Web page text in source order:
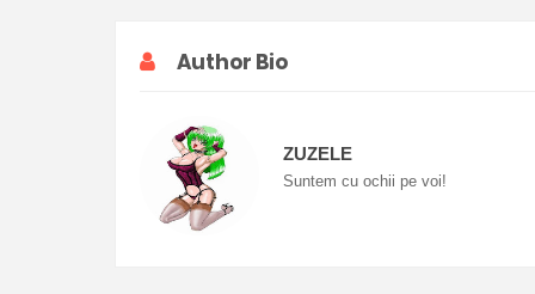
Author Bio
ZUZELE
Suntem cu ochii pe voi!